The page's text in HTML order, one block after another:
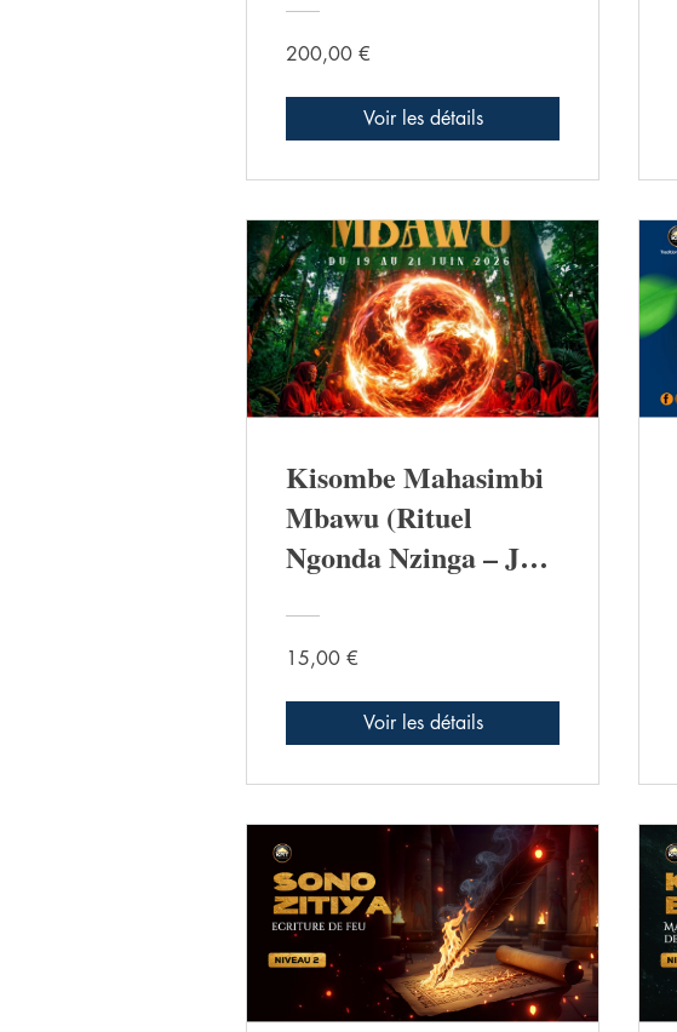
200,00 €
Voir les détails
Kisombe Mahasimbi
Mbawu (Rituel
Ngonda Nzinga – Juin
15,00 €
Voir les détails